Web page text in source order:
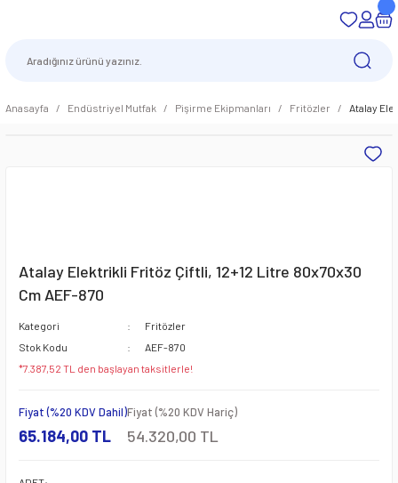
Anasayfa Endüstriyel Mutfak Pişirme Ekipmanları Fritözler Atalay
Atalay Elektrikli Fritöz Çiftli, 12+12 Litre 80x70x30
Cm AEF-870
Kategori
Fritözler
Stok Kodu
AEF-870
*7.387,52 TL den başlayan taksitlerle!
Fiyat (%20 KDV Dahil)
65.184,00 TL
Fiyat (%20 KDV Hariç)
54.320,00 TL